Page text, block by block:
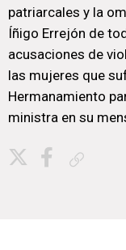
patriarcales y la
Íñigo Errejón de
acusaciones de
las mujeres que
Hermanamiento
ministra en su